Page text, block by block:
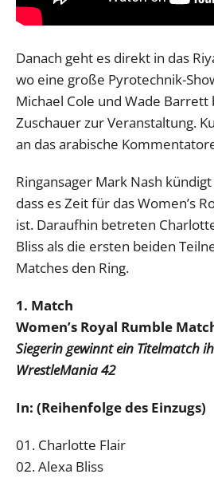
Danach geht es direkt in das
wo eine große Pyrotechnik-
Michael Cole und Wade
Zuschauer zur Veranstaltung.
an das arabische
Ringansager Mark Nash
dass es Zeit für das Women’s
ist. Daraufhin betreten
Bliss als die ersten beiden
Matches den Ring.
1. Match
Women’s Royal Rumble
Siegerin gewinnt ein Titelmatch
WrestleMania 42
In: (Reihenfolge des Einzugs)
01. Charlotte Flair
02. Alexa Bliss